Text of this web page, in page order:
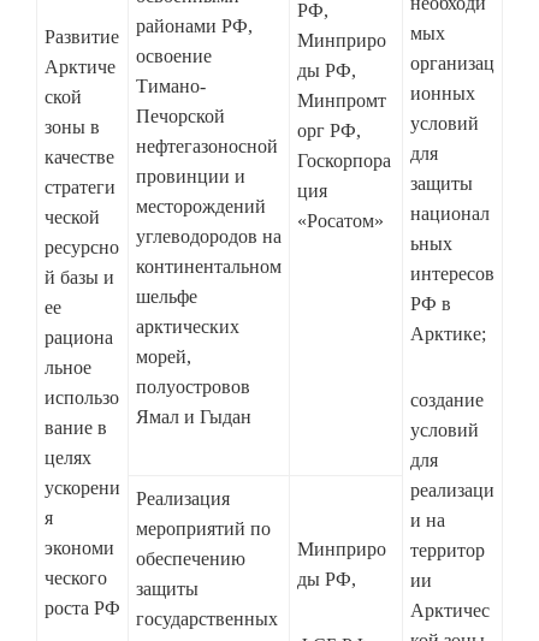
Развитие
Арктиче
ской
зоны в
качестве
стратеги
ческой
ресурсно
й базы и
ее
рациона
льное
использо
вание в
целях
ускорени
я
экономи
ческого
роста РФ
районами РФ,
освоение
Тимано-
Печорской
нефтегазоносной
провинции и
месторождений
углеводородов на
континентальном
шельфе
арктических
морей,
полуостровов
Ямал и Гыдан
РФ,
Минприро
ды РФ,
Минпромт
орг РФ,
Госкорпора
ция
«Росатом»
мых
организац
ионных
условий
для
защиты
национал
ьных
интересов
РФ в
Арктике;
создание
условий
для
реализаци
и на
территор
ии
Арктичес
Реализация
мероприятий по
обеспечению
защиты
государственных
Минприро
ды РФ,